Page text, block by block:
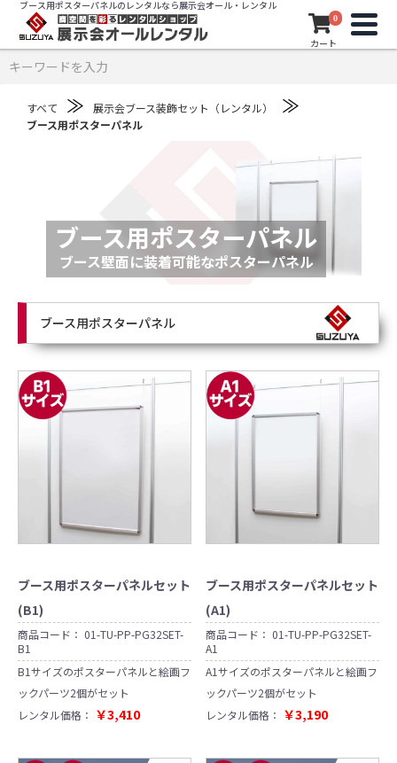
ブース用ポスターパネルのレンタルなら展示会オール・レンタル
0
カート
すべて ≫ 展示会ブース装飾セット（レンタル） ≫
ブース用ポスターパネル
ブース用ポスターパネル
ブース壁面に装着可能なポスターパネル
ブース用ポスターパネル
ブース用ポスターパネルセット
(B1)
商品コード： 01-TU-PP-PG32SET-
B1
B1サイズのポスターパネルと絵画フ
ックパーツ2個がセット
レンタル価格： ￥3,410
ブース用ポスターパネルセット
(A1)
商品コード： 01-TU-PP-PG32SET-
A1
A1サイズのポスターパネルと絵画フ
ックパーツ2個がセット
レンタル価格： ￥3,190